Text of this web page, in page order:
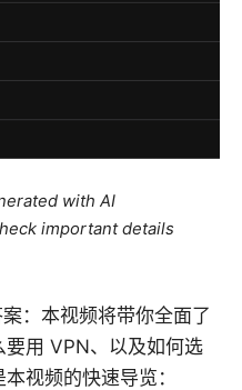
with AI
important details
：本视频将带你全面了
用 VPN、以及如何选
视频的快速导览：